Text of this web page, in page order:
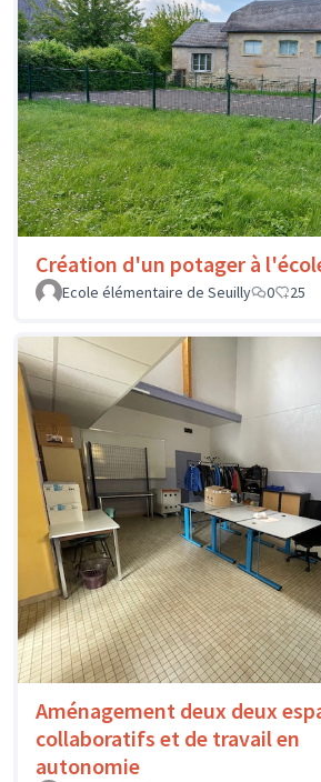
Création d'un potager à
Ecole élémentaire de Seuilly
0 25
Aménagement deux deux
collaboratifs et de travail en
autonomie